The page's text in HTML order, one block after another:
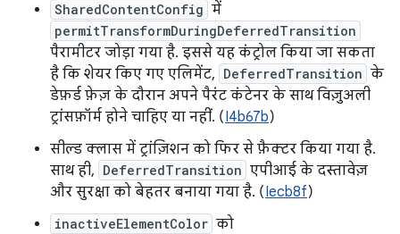
SharedContentConfig में
permitTransformDuringDeferredTransition
पैरामीटर जोड़ा गया है. इससे यह कंट्रोल किया जा सकता
है कि शेयर किए गए एलिमेंट, DeferredTransition के
डेफ़र्ड फ़ेज़ के दौरान अपने पैरंट कंटेनर के साथ विज़ुअली
ट्रांसफ़ॉर्म होने चाहिए या नहीं. (I4b67b)
सील्ड क्लास में ट्रांज़िशन को फिर से फ़ैक्टर किया गया है.
साथ ही, DeferredTransition एपीआई के दस्तावेज़
और सुरक्षा को बेहतर बनाया गया है. (Iecb8f)
inactiveElementColor को